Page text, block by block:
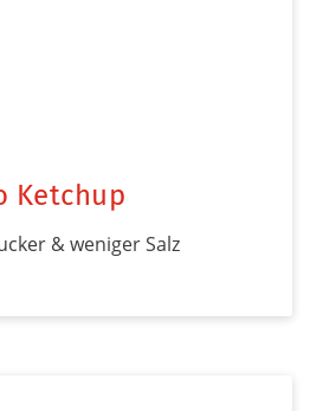
Ketchup
& weniger Salz